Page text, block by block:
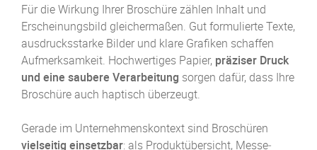
Für die Wirkung Ihrer Broschüre zählen Inhalt und
Erscheinungs­bild gleichermaßen. Gut formulierte Texte,
ausdrucks­starke Bilder und klare Grafiken schaffen
Aufmerksamkeit. Hochwertiges Papier, präziser Druck
und eine saubere Verarbeitung sorgen dafür, dass Ihre
Broschüre auch haptisch überzeugt.
Gerade im Unternehmenskontext sind Broschüren
vielseitig einsetzbar: als Produktübersicht, Messe­